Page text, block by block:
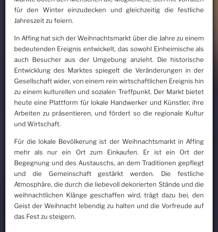
für den Winter einzudecken und gleichzeitig die festliche
Jahreszeit zu feiern.
In Affing hat sich der Weihnachtsmarkt über die Jahre zu einem
bedeutenden Ereignis entwickelt, das sowohl Einheimische als
auch Besucher aus der Umgebung anzieht. Die historische
Entwicklung des Marktes spiegelt die Veränderungen in der
Gesellschaft wider, von einem rein wirtschaftlichen Ereignis hin
zu einem kulturellen und sozialen Treffpunkt. Der Markt bietet
heute eine Plattform für lokale Handwerker und Künstler, ihre
Arbeiten zu präsentieren, und fördert so die regionale Kultur
und Wirtschaft.
Für die lokale Bevölkerung ist der Weihnachtsmarkt in Affing
mehr als nur ein Ort zum Einkaufen. Er ist ein Ort der
Begegnung und des Austauschs, an dem Traditionen gepflegt
und die Gemeinschaft gestärkt werden. Die festliche
Atmosphäre, die durch die liebevoll dekorierten Stände und die
weihnachtlichen Klänge geschaffen wird, trägt dazu bei, den
Geist der Weihnacht lebendig zu halten und die Vorfreude auf
das Fest zu steigern.